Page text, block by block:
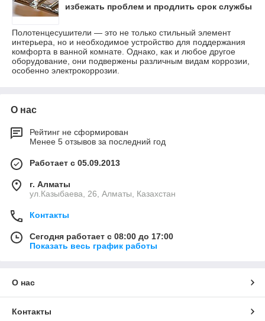
избежать проблем и продлить срок службы
Полотенцесушители — это не только стильный элемент
интерьера, но и необходимое устройство для поддержания
комфорта в ванной комнате. Однако, как и любое другое
оборудование, они подвержены различным видам коррозии,
особенно электрокоррозии.
О нас
Рейтинг не сформирован
Менее 5 отзывов за последний год
Работает с 05.09.2013
г. Алматы
ул.Казыбаева, 26, Алматы, Казахстан
Контакты
Сегодня работает с 08:00 до 17:00
Показать весь график работы
О нас
Контакты